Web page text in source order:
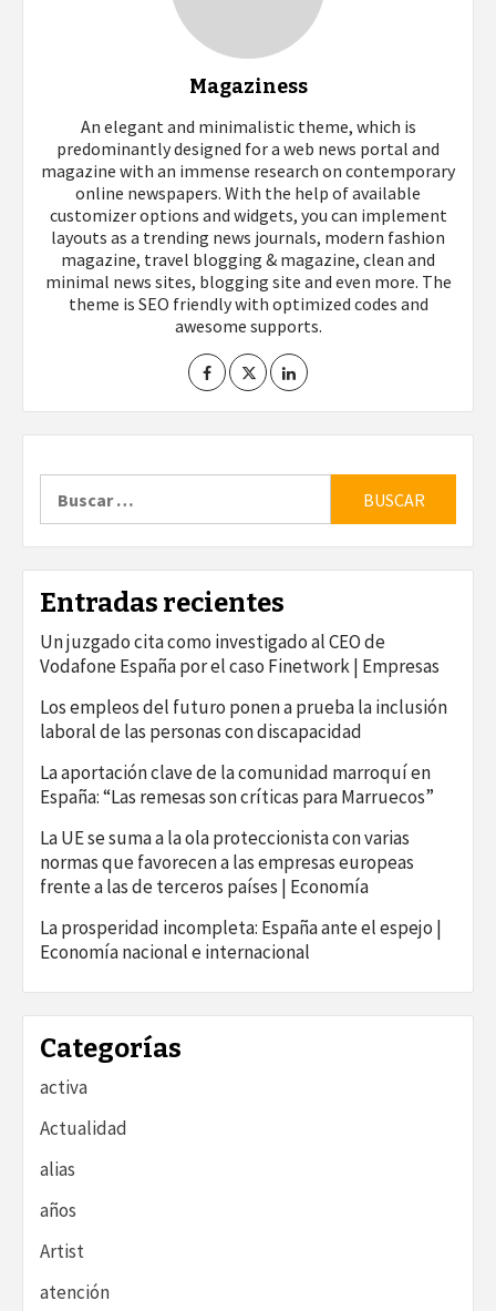
Magaziness
An elegant and minimalistic theme, which is
predominantly designed for a web news portal and
magazine with an immense research on contemporary
online newspapers. With the help of available
customizer options and widgets, you can implement
layouts as a trending news journals, modern fashion
magazine, travel blogging & magazine, clean and
minimal news sites, blogging site and even more. The
theme is SEO friendly with optimized codes and
awesome supports.
Entradas recientes
Un juzgado cita como investigado al CEO de
Vodafone España por el caso Finetwork | Empresas
Los empleos del futuro ponen a prueba la inclusión
laboral de las personas con discapacidad
La aportación clave de la comunidad marroquí en
España: “Las remesas son críticas para Marruecos”
La UE se suma a la ola proteccionista con varias
normas que favorecen a las empresas europeas
frente a las de terceros países | Economía
La prosperidad incompleta: España ante el espejo |
Economía nacional e internacional
Categorías
activa
Actualidad
alias
años
Artist
atención